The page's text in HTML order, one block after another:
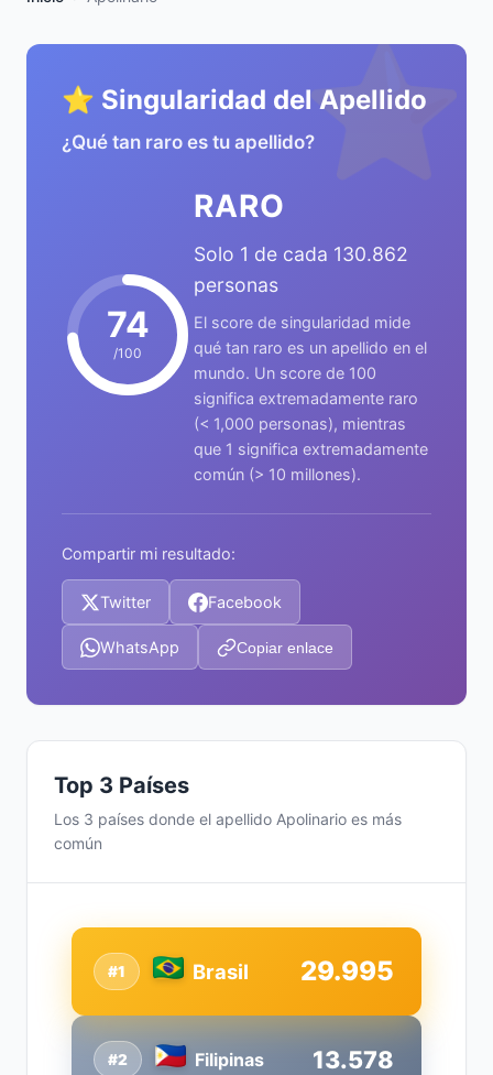
⭐
⭐ Singularidad del Apellido
¿Qué tan raro es tu apellido?
74
/100
RARO
Solo 1 de cada 130.862
personas
El score de singularidad mide
qué tan raro es un apellido en el
mundo. Un score de 100
significa extremadamente raro
(< 1,000 personas), mientras
que 1 significa extremadamente
común (> 10 millones).
Compartir mi resultado:
Twitter Facebook
WhatsApp Copiar enlace
Top 3 Países
Los 3 países donde el apellido Apolinario es más
común
#2 Filipinas 13.578
#1 Brasil 29.995